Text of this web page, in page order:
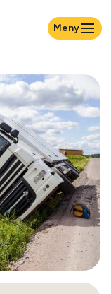
Meny